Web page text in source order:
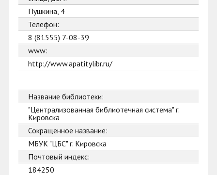
Пушкина, 4
Телефон:
8 (81555) 7-08-39
www:
http://www.apatitylibr.ru/
Название библиотеки:
"Централизованная библиотечная система" г.
Кировска
Сокращенное название:
МБУК "ЦБС" г. Кировска
Почтовый индекс:
184250